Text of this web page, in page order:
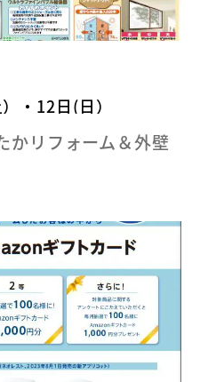
・12日(日）
かリフォーム＆外壁